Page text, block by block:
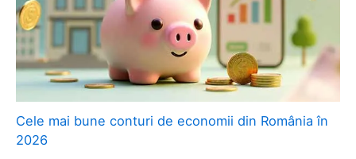
Cele mai bune conturi de economii din România în
2026